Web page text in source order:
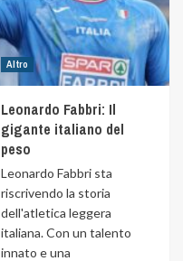
Altro
Leonardo Fabbri: Il
gigante italiano del
peso
Leonardo Fabbri sta
riscrivendo la storia
dell'atletica leggera
italiana. Con un talento
innato e una